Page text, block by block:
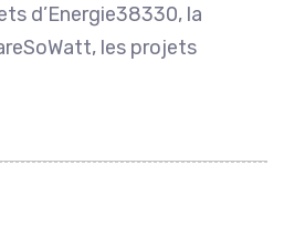
d’Energie38330, la
les projets